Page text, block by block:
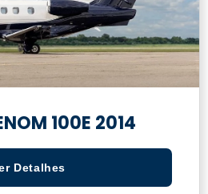
100E 2014
Detalhes